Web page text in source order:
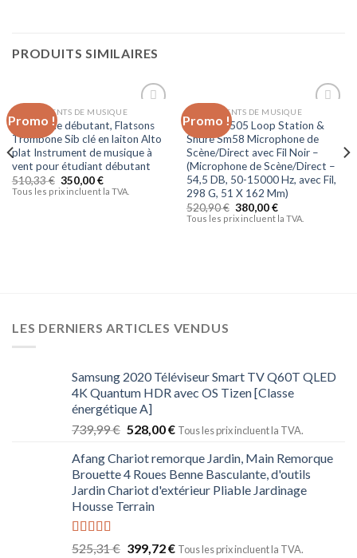
PRODUITS SIMILAIRES
Promo !
à la liste
d’envies
INSTRUMENTS DE MUSIQUE
Trombone débutant, Flatsons
Trombone Sib clé en laiton Alto
plat Instrument de musique à
vent pour étudiant débutant
510,33€ 350,00€
Tous les prix incluent la TVA.
Promo !
à la liste
d’envies
INSTRUMENTS DE MUSIQUE
Boss RC-505 Loop Station &
Shure Sm58 Microphone de
Scène/Direct avec Fil Noir –
(Microphone de Scène/Direct –
54,5 DB, 50-15000 Hz, avec Fil,
298 G, 51 X 162 Mm)
520,90€ 380,00€
Tous les prix incluent la TVA.
LES DERNIERS ARTICLES VENDUS
Samsung 2020 Téléviseur Smart TV Q60T QLED
4K Quantum HDR avec OS Tizen [Classe
énergétique A]
739,99€ 528,00€ Tous les prix incluent la TVA.
Afang Chariot remorque Jardin, Main Remorque
Brouette 4 Roues Benne Basculante, d'outils
Jardin ​Chariot d'extérieur ​Pliable Jardinage
Housse Terrain
Note5.00
525,31€ 399,72€ Tous les prix incluent la TVA.